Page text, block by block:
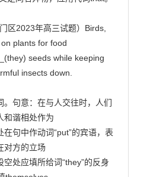
区2023年高三试题）Birds,
plants for food
seeds while keeping
insects down.
。句意：在与人交往时，人们
和谐相处作为
句中作动词“put”的宾语，表
对方的立场
处应填所给词“they”的反身